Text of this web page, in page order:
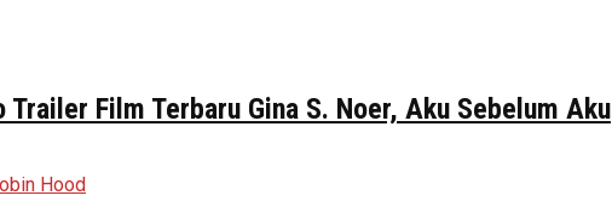
Film Terbaru Gina S. Noer, Aku Sebelum Aku